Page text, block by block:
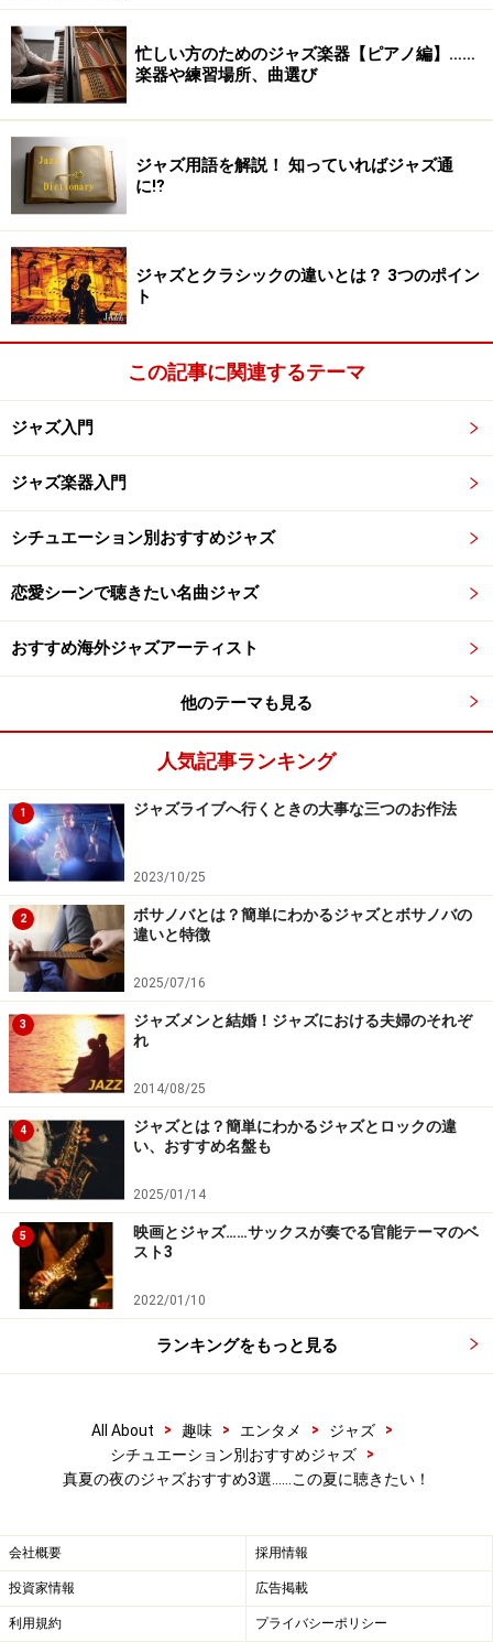
CDです。
Amazon
第2位 デイヴィッド・サンボーン「カジノ
ライツ」より「テーマ・フロム・ラブ・イ
ズ・ノット・イナフ」
ライヴ・イン・モントルー
ここでご紹介するアルトサックス奏者の
デイヴィッド・
パーカー 以来の影響力を誇るジャズアルトサックス界の
イノヴェーターです。
現在活躍しているアルトサックス奏者でこの二人の影響
を受けていない人はいないとさえ言える最重要ジャズメ
曲想づくりというよりも、その刹那的なサックスプレイ
に重きを置いているということです。
そんなデイヴィッドは、ライブでこそ本領を発揮しま
す。そのライブの中でも、こんなにスリリングなデイヴ
ィッドは他にないと言えるのが、この1981年のスイス、
モントルーで録音された「カジノ・ライツ」の「テー
マ・フロム・ラブ・イズ・ノット・イナフ」です。
この記念すべき音楽祭で、デイヴィッドのバックを務め
たメンバーは、キーボードが「ラーセン・フェイトン・
バンド」のニール・ラーセン、ドラムが「イエロー・ジ
ャケッツ」のリッキー・ローソン、ベースがマーカス・
ミラー、ヴィブラフォンがマイク・マイニエリ、カッテ
ィングギターがロベン・フォード、パーカッションがレ
ニー・カストロという超豪華メンバー。これで燃えない
デイヴィッドではありません。
ここでのデイヴィッドはいつも以上の熱気を持って、ア
ルトサックスをあたかも放電のような鮮烈なサウンドで
鳴らし切っています。また、それに答える様に、単なる
バックバンドではないオールスターチームが徐々にヒー
トアップしていく様が爽快です。
は最適。屋外で、仲間と一緒に、ライムを絞ったビール
でも片手に聴きたい音楽です。
第1位 超人気フュージョンバンド、ウェザ
忙しい方のためのジャズ楽器【ピアノ編】……
楽器や練習場所、曲選び
ジャズ用語を解説！ 知っていればジャズ通
に⁉
ジャズとクラシックの違いとは？ 3つのポイン
ト
この記事に関連するテーマ
ジャズ入門
ジャズ楽器入門
シチュエーション別おすすめジャズ
恋愛シーンで聴きたい名曲ジャズ
おすすめ海外ジャズアーティスト
他のテーマも見る
人気記事ランキング
1 ジャズライブへ行くときの大事な三つのお作法
2023/10/25
2
ボサノバとは？簡単にわかるジャズとボサノバの
違いと特徴
2025/07/16
3
ジャズメンと結婚！ジャズにおける夫婦のそれぞ
れ
2014/08/25
4
ジャズとは？簡単にわかるジャズとロックの違
い、おすすめ名盤も
2025/01/14
5
映画とジャズ……サックスが奏でる官能テーマのベ
スト3
2022/01/10
ランキングをもっと見る
All About > 趣味 > エンタメ > ジャズ
>
シチュエーション別おすすめジャズ
>
真夏の夜のジャズおすすめ3選……この夏に聴きたい！
会社概要 採用情報
投資家情報 広告掲載
利用規約 プライバシーポリシー